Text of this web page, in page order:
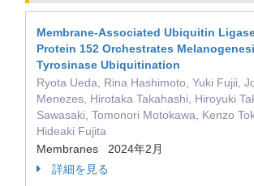
Membrane-Associated Ubiquitin
Protein 152 Orchestrates
Tyrosinase Ubiquitination
Ryota Ueda, Rina Hashimoto, Yuki Fujii,
Menezes, Hirotaka Takahashi, Hiroyuki
Sawasaki, Tomonori Motokawa, Kenzo
Hideaki Fujita
Membranes 2024年2月
詳細を見る